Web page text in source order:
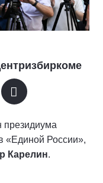
президиума
«Единой России»,
Карелин.